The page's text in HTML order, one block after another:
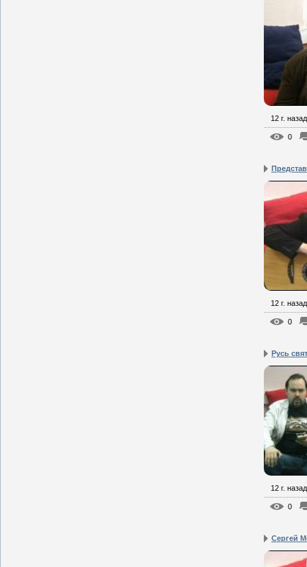
12 г. назад
0
12 г. назад
0
Русь
12 г. назад
0
Сергей